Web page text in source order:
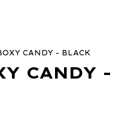
CANDY - BLACK
CANDY -